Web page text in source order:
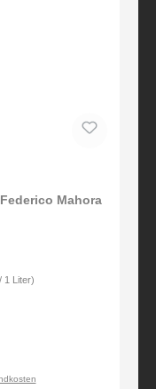
Federico Mahora
1 Liter)